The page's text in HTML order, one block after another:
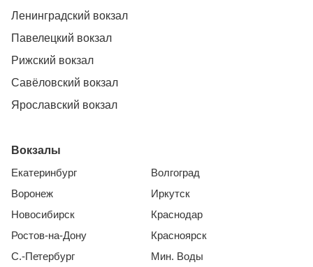
Ленинградский вокзал
Павелецкий вокзал
Рижский вокзал
Савёловский вокзал
Ярославский вокзал
Вокзалы
Екатеринбург
Воронеж
Новосибирск
Ростов-на-Дону
С.-Петербург
Волгоград
Иркутск
Краснодар
Красноярск
Мин. Воды